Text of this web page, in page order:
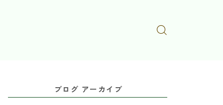
ブログ アーカイブ